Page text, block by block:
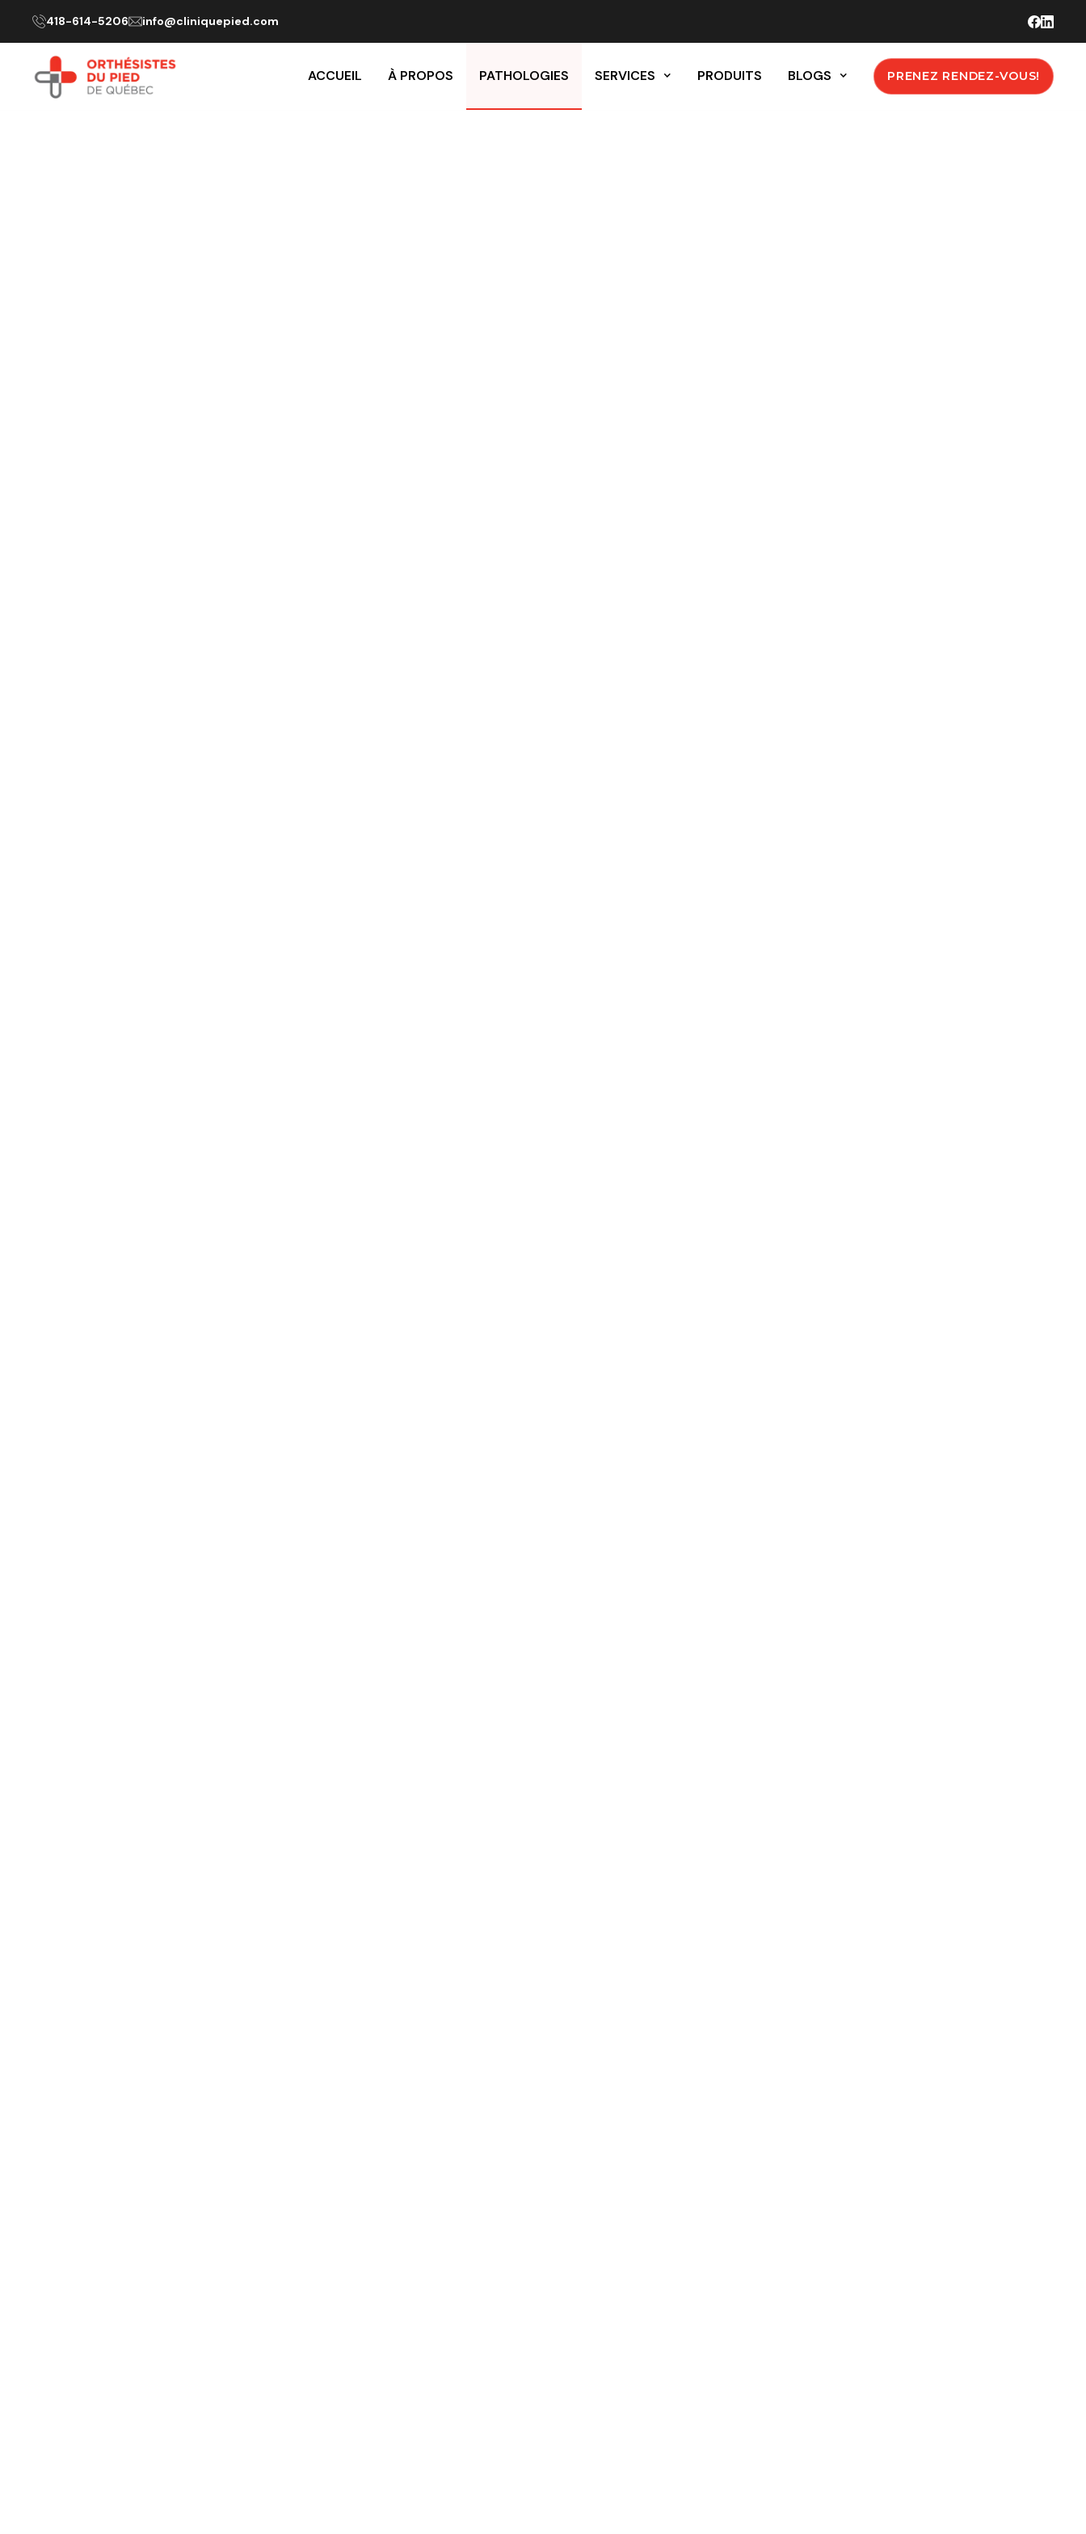
418-614-5206 info@cliniquepied.com
ACCUEIL À PROPOS PATHOLOGIES SERVICES PRODUITS BLOGS PRENEZ RENDEZ-VOUS!